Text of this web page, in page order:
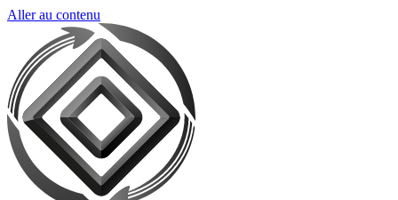
Aller au contenu